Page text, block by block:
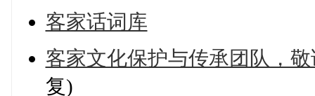
客家话词库
客家文化保护与传承团队，
复)